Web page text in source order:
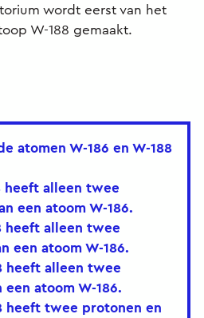
wordt eerst van het
W-188 gemaakt.
atomen W-186 en W-188
heeft alleen twee
een atoom W-186.
heeft alleen twee
een atoom W-186.
heeft alleen twee
atoom W-186.
heeft twee protonen en